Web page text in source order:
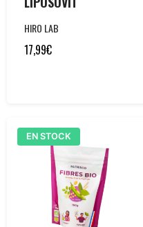
HIRO LAB
17,99€
EN STOCK